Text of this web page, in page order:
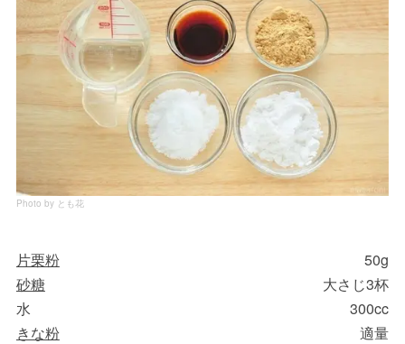
Photo by とも花
片栗粉
50g
砂糖
大さじ3杯
水
300cc
きな粉
適量